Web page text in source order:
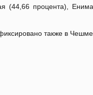
(44,66 процента),
также в